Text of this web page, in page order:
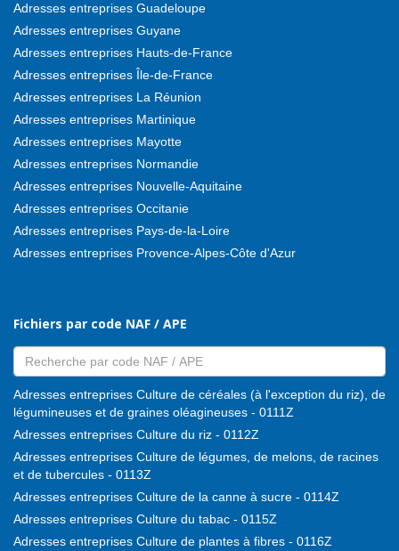
Adresses entreprises Guadeloupe
Adresses entreprises Guyane
Adresses entreprises Hauts-de-France
Adresses entreprises Île-de-France
Adresses entreprises La Réunion
Adresses entreprises Martinique
Adresses entreprises Mayotte
Adresses entreprises Normandie
Adresses entreprises Nouvelle-Aquitaine
Adresses entreprises Occitanie
Adresses entreprises Pays-de-la-Loire
Adresses entreprises Provence-Alpes-Côte d'Azur
Fichiers par code NAF / APE
Adresses entreprises Culture de céréales (à l'exception du riz), de
légumineuses et de graines oléagineuses - 0111Z
Adresses entreprises Culture du riz - 0112Z
Adresses entreprises Culture de légumes, de melons, de racines
et de tubercules - 0113Z
Adresses entreprises Culture de la canne à sucre - 0114Z
Adresses entreprises Culture du tabac - 0115Z
Adresses entreprises Culture de plantes à fibres - 0116Z